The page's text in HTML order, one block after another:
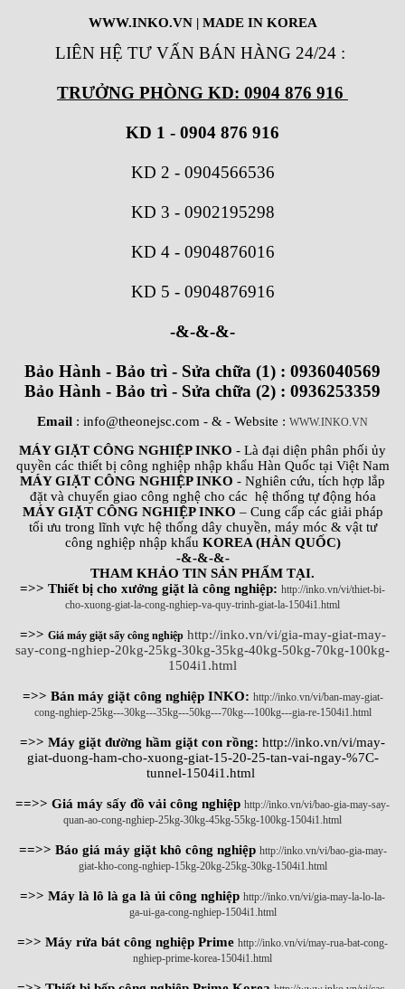
WWW.INKO.VN| MADE IN KOREA
LIÊN HỆ TƯ VẤN BÁN HÀNG 24/24 :
TRƯỞNG PHÒNG KD: 0904 876 916
KD 1 - 0904 876 916
KD 2 - 0904566536
KD 3 - 0902195298
KD 4 - 0904876016
KD 5 - 0904876916
-&-&-&-
Bảo Hành - Bảo trì - Sửa chữa (1) : 0936040569
Bảo Hành - Bảo trì - Sửa chữa (2) : 0936253359
Email : info@theonejsc.com - & - Website : WWW.INKO.VN
MÁY GIẶT CÔNG NGHIỆP INKO - Là đại diện phân phối ủy
quyền các thiết bị công nghiệp nhập khẩu Hàn Quốc tại Việt Nam
MÁY GIẶT CÔNG NGHIỆP INKO - Nghiên cứu, tích hợp lắp
đặt và chuyển giao công nghệ cho các hệ thống tự động hóa
MÁY GIẶT CÔNG NGHIỆP INKO – Cung cấp các giải pháp
tối ưu trong lĩnh vực hệ thống dây chuyền, máy móc & vật tư
công nghiệp nhập khẩu KOREA (HÀN QUỐC)
-&-&-&-
THAM KHẢO TIN SẢN PHẨM TẠI.
=>> Thiết bị cho xưởng giặt là công nghiệp: http://inko.vn/vi/thiet-bi-
cho-xuong-giat-la-cong-nghiep-va-quy-trinh-giat-la-1504i1.html
=>> Giá máy giặt sấy công nghiệp http://inko.vn/vi/gia-may-giat-may-
say-cong-nghiep-20kg-25kg-30kg-35kg-40kg-50kg-70kg-100kg-
1504i1.html
=>> Bán máy giặt công nghiệp INKO: http://inko.vn/vi/ban-may-giat-
cong-nghiep-25kg---30kg---35kg---50kg---70kg---100kg---gia-re-1504i1.html
=>> Máy giặt đường hầm giặt con rồng: http://inko.vn/vi/may-
giat-duong-ham-cho-xuong-giat-15-20-25-tan-vai-ngay-%7C-
tunnel-1504i1.html
==>> Giá máy sấy đồ vải công nghiệp http://inko.vn/vi/bao-gia-may-say-
quan-ao-cong-nghiep-25kg-30kg-45kg-55kg-100kg-1504i1.html
==>> Báo giá máy giặt khô công nghiệp http://inko.vn/vi/bao-gia-may-
giat-kho-cong-nghiep-15kg-20kg-25kg-30kg-1504i1.html
=>> Máy là lô là ga là ủi công nghiệp http://inko.vn/vi/gia-may-la-lo-la-
ga-ui-ga-cong-nghiep-1504i1.html
=>> Máy rửa bát công nghiệp Prime http://inko.vn/vi/may-rua-bat-cong-
nghiep-prime-korea-1504i1.html